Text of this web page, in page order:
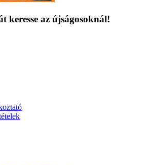
keresse az újságosoknál!